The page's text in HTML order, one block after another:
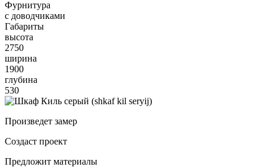
Фурнитура
с доводчиками
Габариты
высота
2750
ширина
1900
глубина
530
Произведет замер
Создаст проект
Предложит материалы